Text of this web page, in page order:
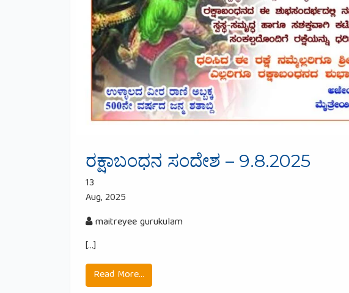
ರಕ್ಷಾಬಂಧನ ಸಂದೇಶ – 9.8.2025
13
Aug, 2025
maitreyee gurukulam
[…]
Read More…